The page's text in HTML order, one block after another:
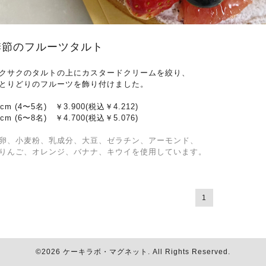
のフルーツタルト
サクのタルトの上にカスタードクリームを絞り、
りどりのフルーツを飾り付けました。
(4〜5名) ￥3.900(税込￥4.212)
(6〜8名) ￥4.700(税込￥5.076)
、小麦粉、乳成分、大豆、ゼラチン、アーモンド、
んご、オレンジ、 バナナ、キウイを使用しています。
1
©2026 ケーキラボ・マグネット . All Rights Reserved.